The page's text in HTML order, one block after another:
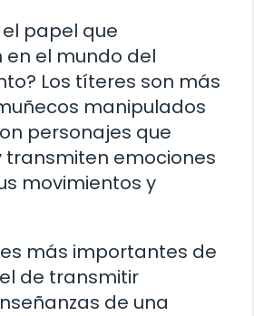
papel que
el mundo del
Los títeres son más
manipulados
personajes que
transmiten emociones
movimientos y
más importantes de
de transmitir
de una